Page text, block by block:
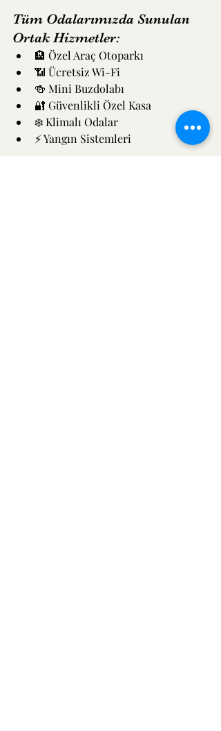
Tüm Odalarımızda Sunulan
Ortak Hizmetler:
🏨 Özel Araç Otoparkı
📶 Ücretsiz Wi-Fi
🍻 Mini Buzdolabı
🔐 Güvenlikli Özel Kasa
❄️ Klimalı Odalar
⚡ Yangın Sistemleri